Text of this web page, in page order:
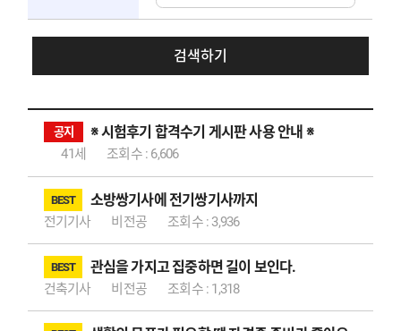
검색하기
공지 ※ 시험후기 합격수기 게시판 사용 안내 ※
41세 조회수 : 6,606
BEST 소방쌍기사에 전기쌍기사까지
전기기사 비전공 조회수 : 3,936
BEST 관심을 가지고 집중하면 길이 보인다.
건축기사 비전공 조회수 : 1,318